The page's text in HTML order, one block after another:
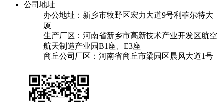
公司地址
办公地址：新乡市牧野区宏力大道9号利菲尔特大
厦
生产厂区：河南省新乡市高新技术产业开发区航空
航天制造产业园B1座、E3座
商丘公司厂区：河南省商丘市梁园区晨风大道1号